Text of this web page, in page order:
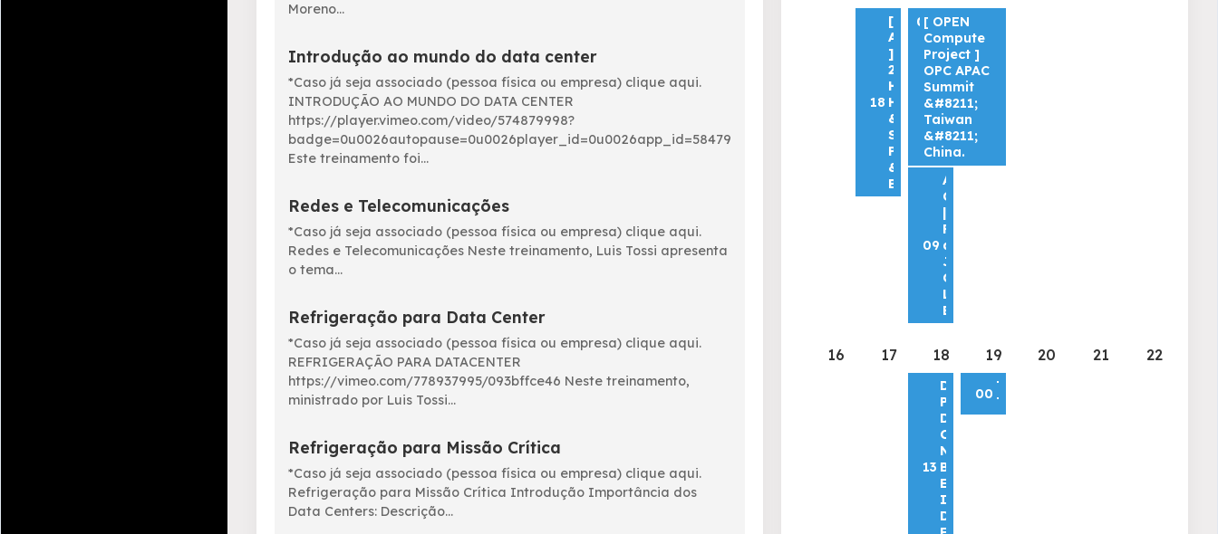
Moreno...
Introdução ao mundo do data center
*Caso já seja associado (pessoa física ou empresa) clique aqui.
INTRODUÇÃO AO MUNDO DO DATA CENTER
https://player.vimeo.com/video/574879998?
badge=0u0026autopause=0u0026player_id=0u0026app_id=58479
Este treinamento foi...
Redes e Telecomunicações
*Caso já seja associado (pessoa física ou empresa) clique aqui.
Redes e Telecomunicações Neste treinamento, Luis Tossi apresenta
o tema...
Refrigeração para Data Center
*Caso já seja associado (pessoa física ou empresa) clique aqui.
REFRIGERAÇÃO PARA DATACENTER
https://vimeo.com/778937995/093bffce46 Neste treinamento,
ministrado por Luis Tossi...
Refrigeração para Missão Crítica
*Caso já seja associado (pessoa física ou empresa) clique aqui.
Refrigeração para Missão Crítica Introdução Importância dos
Data Centers: Descrição...
18
[
ABDC
]
26°
Happy
Hour
&#8211;
São
Paulo
&#8211;
Brasil.
06[ OPEN
Compute
Project ]
OPC APAC
Summit
&#8211;
Taiwan
&#8211;
China.
09
AI
Cities
|
Rio
de
Janeiro
Official
Launch
Event
16 17 18
13
DESAFIOS
PARA
DATA
CENTERS
NO
BRASIL:
ENERGIA,
INFRAESTRUTURA
DIGITAL
19
00 Telco
Transformation
20 21 22